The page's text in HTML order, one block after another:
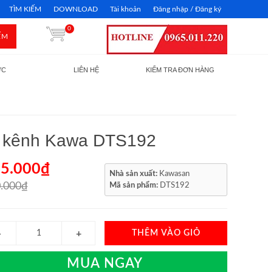
TÌM KIẾM DOWNLOAD Tài khoản Đăng nhập / Đăng ký
0
LIÊN HỆ KIỂM TRA ĐƠN HÀNG
Kawa DTS192
Nhà sản xuất: Kawasan
Mã sản phẩm: DTS192
THÊM VÀO GIỎ
MUA NGAY